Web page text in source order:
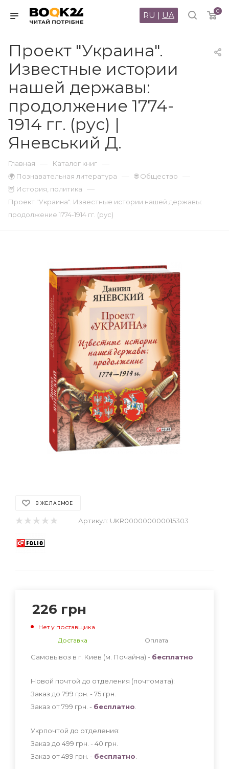
0
RU | UA
Проект "Украина".
Известные истории
нашей державы:
продолжение 1774-
1914 гг. (рус) |
Яневський Д.
Главная — Каталог книг —
🌍 Познавательная литература — 🌐 Общество —
🦉 История, политика —
Проект "Украина". Известные истории нашей державы:
продолжение 1774-1914 гг. (рус)
В ЖЕЛАЕМОЕ
Артикул: UKR000000000015303
226 грн
Нет у поставщика
Доставка
Оплата
Самовывоз в г. Киев (м. Почайна) - бесплатно
Новой почтой до отделения (почтомата):
Заказ до 799 грн. - 75 грн
Заказ от 799 грн. - бесплатно
Укрпочтой до отделения:
Заказ до 499 грн. - 40 грн
Заказ от 499 грн. - бесплатно